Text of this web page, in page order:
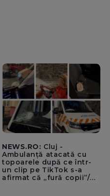
NEWS.RO: Cluj -
Ambulanță atacată cu
topoarele după ce într-
un clip pe TikTok s-a
afirmat că „fură copii”/